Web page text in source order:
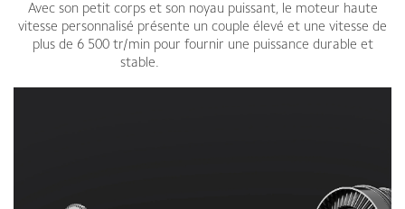
Avec son petit corps et son noyau puissant, le moteur haute
vitesse personnalisé présente un couple élevé et une vitesse de
plus de 6 500 tr/min pour fournir une puissance durable et
stable.